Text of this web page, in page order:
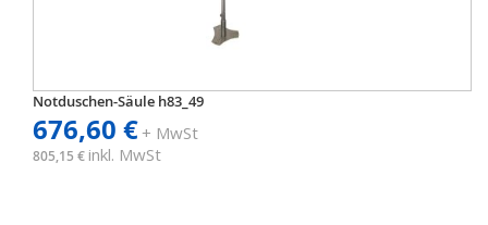
Notduschen-Säule h83_49
676,60 €+ MwSt
805,15 € inkl. MwSt